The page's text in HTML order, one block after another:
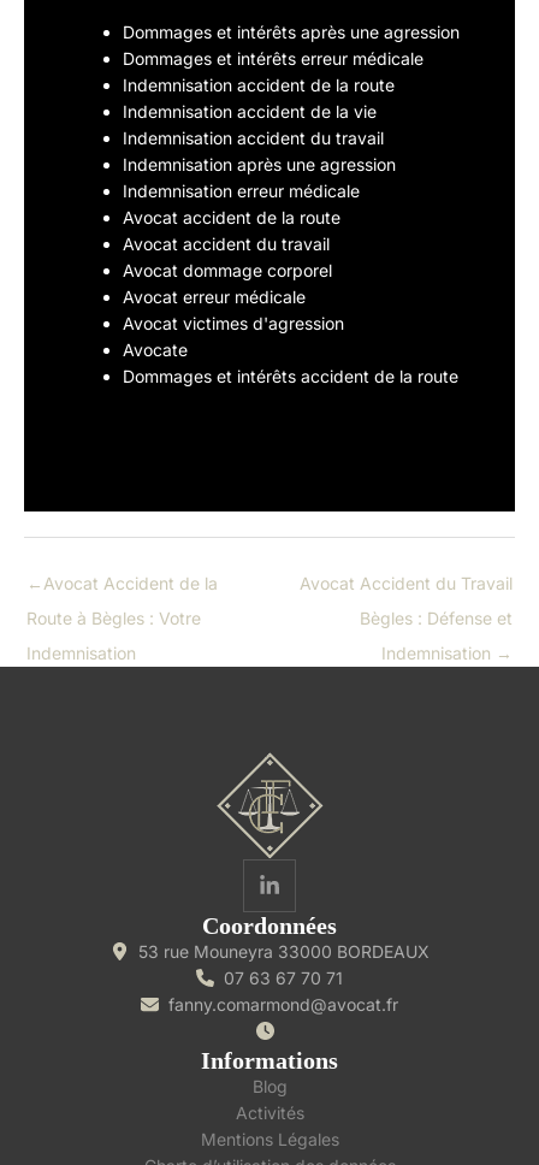
Dommages et intérêts après une agression
Dommages et intérêts erreur médicale
Indemnisation accident de la route
Indemnisation accident de la vie
Indemnisation accident du travail
Indemnisation après une agression
Indemnisation erreur médicale
Avocat accident de la route
Avocat accident du travail
Avocat dommage corporel
Avocat erreur médicale
Avocat victimes d'agression
Avocate
Dommages et intérêts accident de la route
←Avocat Accident de la
Route à Bègles : Votre
Indemnisation
Avocat Accident du Travail
Bègles : Défense et
Indemnisation →
Coordonnées
53 rue Mouneyra 33000 BORDEAUX
07 63 67 70 71
fanny.comarmond@avocat.fr
Informations
Blog
Activités
Mentions Légales